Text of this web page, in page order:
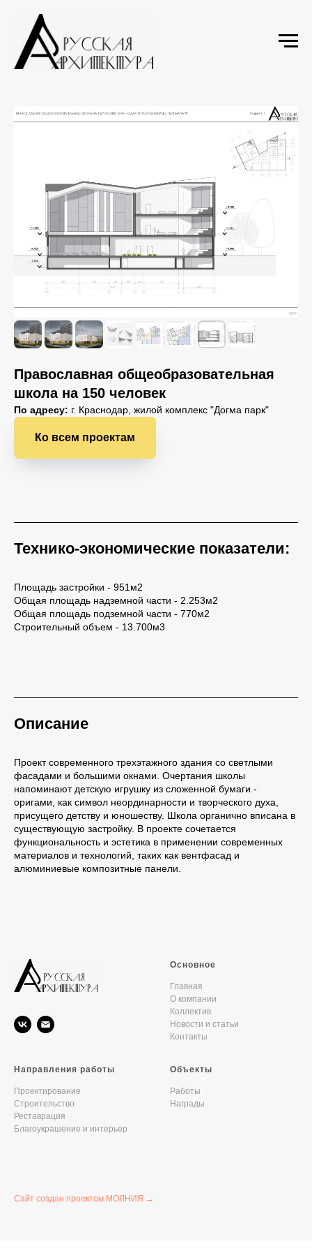
Православная общеобразовательная
школа на 150 человек
По адресу: г. Краснодар, жилой комплекс "Догма парк"
Ко всем проектам
Технико-экономические показатели:
Площадь застройки - 951м2
Общая площадь надземной части - 2.253м2
Общая площадь подземной части - 770м2
Строительный объем - 13.700м3
Описание
Проект современного трехэтажного здания со светлыми
фасадами и большими окнами. Очертания школы
напоминают детскую игрушку из сложенной бумаги -
оригами, как символ неординарности и творческого духа,
присущего детству и юношеству. Школа органично вписана в
существующую застройку. В проекте сочетается
функциональность и эстетика в применении современных
материалов и технологий, таких как вентфасад и
алюминиевые композитные панели.
Основное
Главная
О компании
Коллектив
Новости и статьи
Контакты
Направления работы
Проектирование
Строительство
Реставрация
Благоукрашение и интерьер
Объекты
Работы
Награды
Сайт создан проектом МОЛНИЯ →